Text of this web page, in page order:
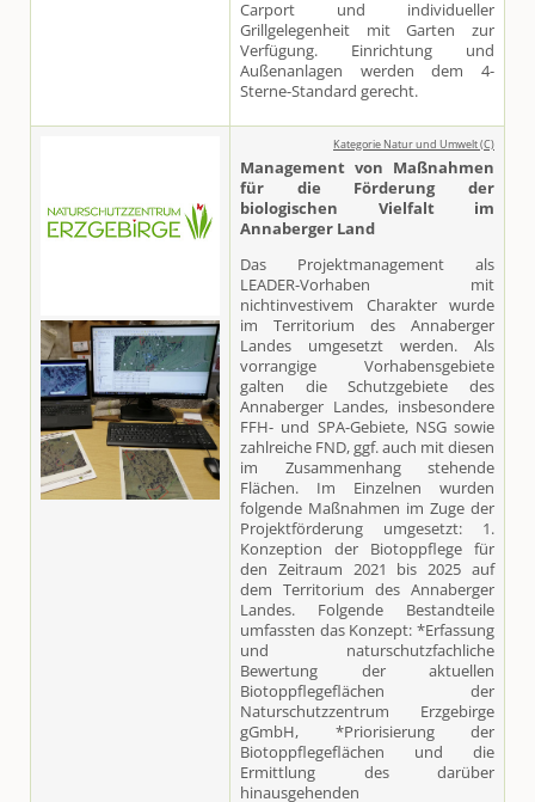
Carport und individueller
Grillgelegenheit mit Garten zur
Verfügung. Einrichtung und
Außenanlagen werden dem 4-
Sterne-Standard gerecht.
Kategorie Natur und Umwelt (C)
Management von Maßnahmen
für die Förderung der
biologischen Vielfalt im
Annaberger Land
Das Projektmanagement als
LEADER-Vorhaben mit
nichtinvestivem Charakter wurde
im Territorium des Annaberger
Landes umgesetzt werden. Als
vorrangige Vorhabensgebiete
galten die Schutzgebiete des
Annaberger Landes, insbesondere
FFH- und SPA-Gebiete, NSG sowie
zahlreiche FND, ggf. auch mit diesen
im Zusammenhang stehende
Flächen. Im Einzelnen wurden
folgende Maßnahmen im Zuge der
Projektförderung umgesetzt: 1.
Konzeption der Biotoppflege für
den Zeitraum 2021 bis 2025 auf
dem Territorium des Annaberger
Landes. Folgende Bestandteile
umfassten das Konzept: *Erfassung
und naturschutzfachliche
Bewertung der aktuellen
Biotoppflegeflächen der
Naturschutzzentrum Erzgebirge
gGmbH, *Priorisierung der
Biotoppflegeflächen und die
Ermittlung des darüber
hinausgehenden